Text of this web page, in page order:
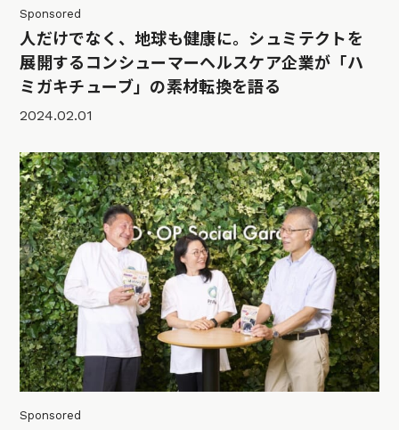
Sponsored
人だけでなく、地球も健康に。シュミテクトを
展開するコンシューマーヘルスケア企業が「ハ
ミガキチューブ」の素材転換を語る
2024.02.01
Sponsored